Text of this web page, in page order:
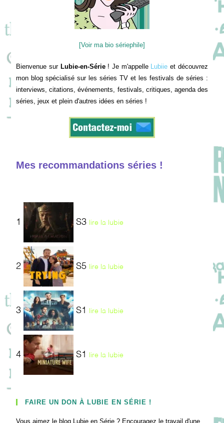
[Voir ma bio sériephile]
Bienvenue sur Lubie-en-Série! Je m'appelle Lubiie et découvrez
mon blog spécialisé sur les séries TV et les festivals de séries :
interviews, citations, événements, festivals, critiques, agenda des
séries, jeux et plein d'autres idées en séries !
Mes recommandations séries !
1 S3 lire la lubie
2 S5 lire la lubie
3 S1 lire la lubie
4 S1 lire la lubie
FAIRE UN DON À LUBIE EN SÉRIE !
Vous aimez le blog Lubie en Série ? Encouragez le travail d'une